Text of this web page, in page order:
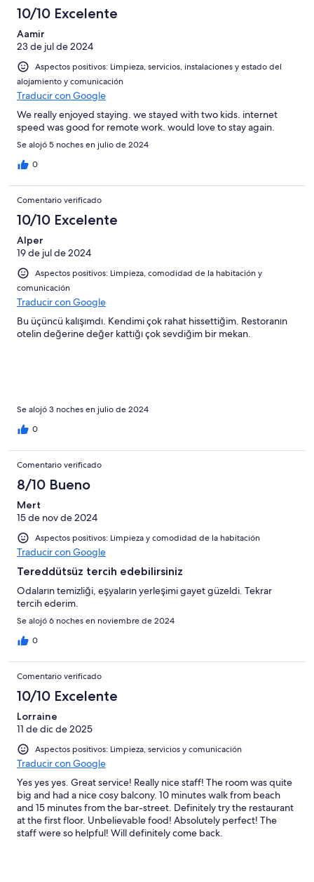
10/10 Excelente
Aamir
23 de jul de 2024
Aspectos positivos: Limpieza, servicios, instalaciones y estado del
alojamiento y comunicación
Traducir con Google
We really enjoyed staying. we stayed with two kids. internet
speed was good for remote work. would love to stay again.
Se alojó 5 noches en julio de 2024
0
Comentario verificado
10/10 Excelente
Alper
19 de jul de 2024
Aspectos positivos: Limpieza, comodidad de la habitación y
comunicación
Traducir con Google
Bu üçüncü kalışımdı. Kendimi çok rahat hissettiğim. Restoranın
otelin değerine değer kattığı çok sevdiğim bir mekan.
Se alojó 3 noches en julio de 2024
0
Comentario verificado
8/10 Bueno
Mert
15 de nov de 2024
Aspectos positivos: Limpieza y comodidad de la habitación
Traducir con Google
Tereddütsüz tercih edebilirsiniz
Odaların temizliği, eşyaların yerleşimi gayet güzeldi. Tekrar
tercih ederim.
Se alojó 6 noches en noviembre de 2024
0
Comentario verificado
10/10 Excelente
Lorraine
11 de dic de 2025
Aspectos positivos: Limpieza, servicios y comunicación
Traducir con Google
Yes yes yes. Great service! Really nice staff! The room was quite
big and had a nice cosy balcony. 10 minutes walk from beach
and 15 minutes from the bar-street. Definitely try the restaurant
at the first floor. Unbelievable food! Absolutely perfect! The
staff were so helpful! Will definitely come back.